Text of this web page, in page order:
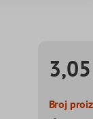
Broj